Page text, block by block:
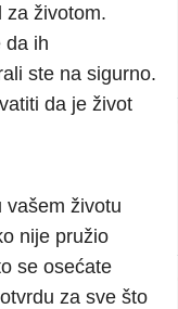
za životom.
da ih
ste na sigurno.
da je život
vašem životu
nije pružio
se osećate
za sve što